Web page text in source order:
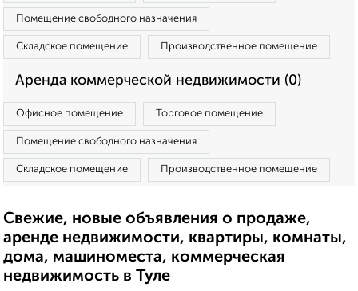
Помещение свободного назначения
Складское помещение Производственное помещение
Аренда коммерческой недвижимости (0)
Офисное помещение Торговое помещение
Помещение свободного назначения
Складское помещение Производственное помещение
Свежие, новые объявления о продаже,
аренде недвижимости, квартиры, комнаты,
дома, машиноместа, коммерческая
недвижимость в Туле